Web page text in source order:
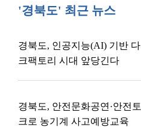
'경북도' 최근 뉴스
경북도, 인공지능(AI) 기반 다
크팩토리 시대 앞당긴다
경북도, 안전문화공연·안전토
크로 농기계 사고예방교육